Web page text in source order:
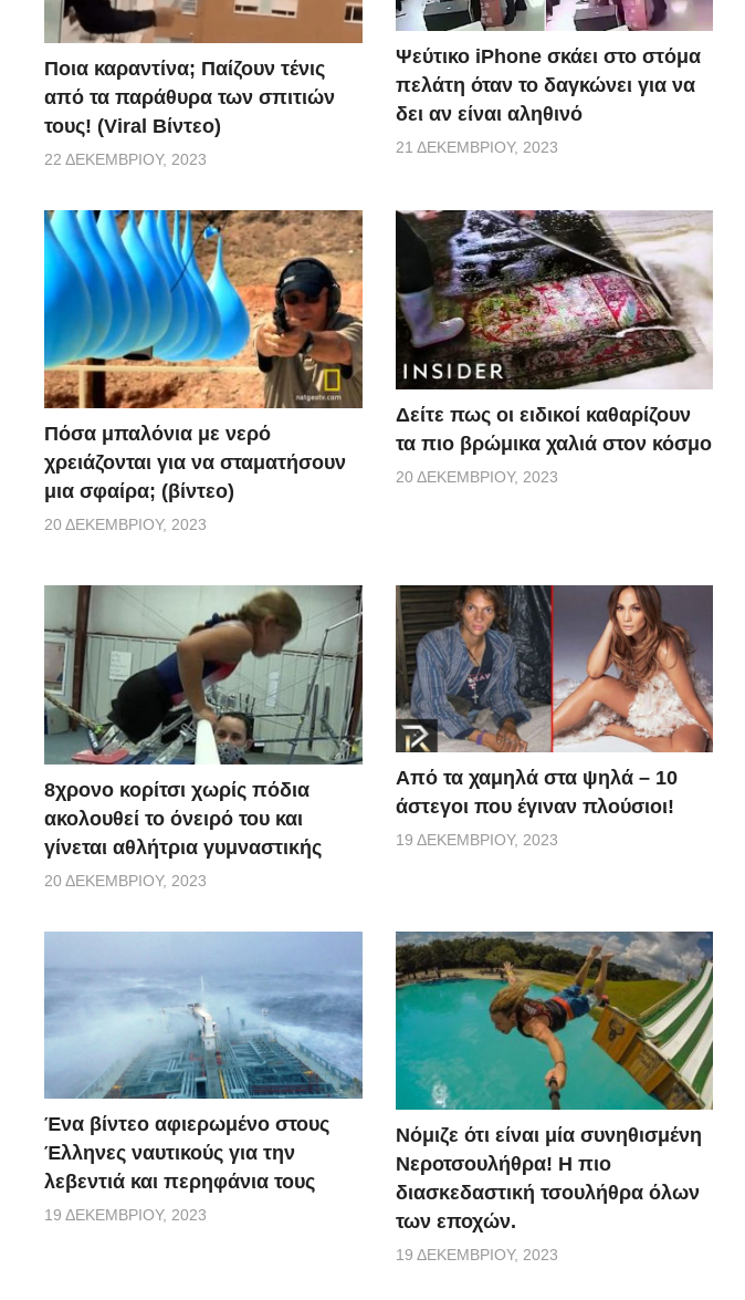
Ποια καραντίνα; Παίζουν τένις
από τα παράθυρα των σπιτιών
τους! (Viral Βίντεο)
22 ΔΕΚΕΜΒΡΊΟΥ, 2023
Ψεύτικο iPhone σκάει στο στόμα
πελάτη όταν το δαγκώνει για να
δει αν είναι αληθινό
21 ΔΕΚΕΜΒΡΊΟΥ, 2023
Πόσα μπαλόνια με νερό
χρειάζονται για να σταματήσουν
μια σφαίρα; (βίντεο)
20 ΔΕΚΕΜΒΡΊΟΥ, 2023
Δείτε πως οι ειδικοί καθαρίζουν
τα πιο βρώμικα χαλιά στον κόσμο
20 ΔΕΚΕΜΒΡΊΟΥ, 2023
8χρονο κορίτσι χωρίς πόδια
ακολουθεί το όνειρό του και
γίνεται αθλήτρια γυμναστικής
20 ΔΕΚΕΜΒΡΊΟΥ, 2023
Από τα χαμηλά στα ψηλά – 10
άστεγοι που έγιναν πλούσιοι!
19 ΔΕΚΕΜΒΡΊΟΥ, 2023
Ένα βίντεο αφιερωμένο στους
Έλληνες ναυτικούς για την
λεβεντιά και περηφάνια τους
19 ΔΕΚΕΜΒΡΊΟΥ, 2023
Νόμιζε ότι είναι μία συνηθισμένη
Νεροτσουλήθρα! Η πιο
διασκεδαστική τσουλήθρα όλων
των εποχών.
19 ΔΕΚΕΜΒΡΊΟΥ, 2023